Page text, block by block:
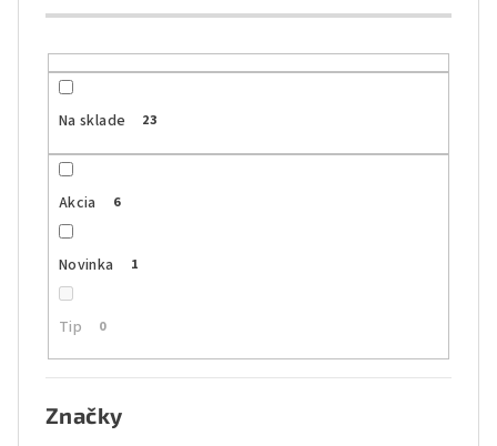
Na sklade 23
Akcia 6
Novinka 1
Tip 0
Značky